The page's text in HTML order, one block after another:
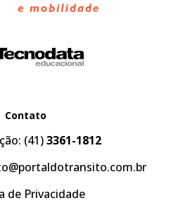
Contato
(41)3361-1812
de Privacidade